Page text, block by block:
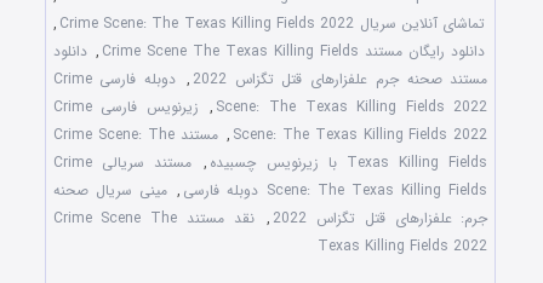
تماشای آنلاین سریال Crime Scene: The Texas Killing Fields 2022
,
دانلود رایگان مستند Crime Scene The Texas Killing Fields
, دانلود
مستند صحنه جرم علفزارهای قتل تگزاس 2022
,
دوبله فارسی Crime
Scene: The Texas Killing Fields 2022
,
زیرنویس فارسی Crime
Scene: The Texas Killing Fields 2022
,
مستند Crime Scene: The
Texas Killing Fields با زیرنویس چسبیده
,
مستند سریالی Crime
Scene: The Texas Killing Fields دوبله فارسی
, مینی سریال صحنه
جرم: علفزارهای قتل تگزاس 2022
,
نقد مستند Crime Scene The
Texas Killing Fields 2022